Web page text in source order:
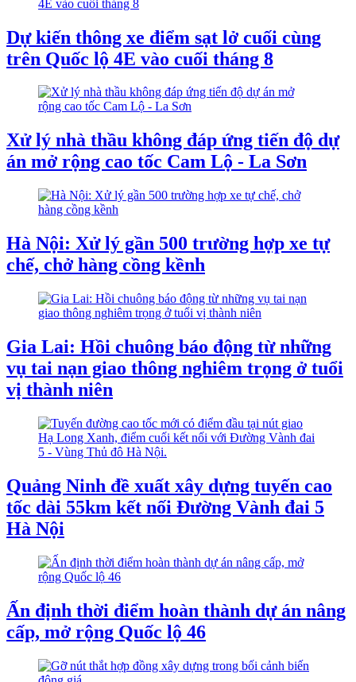
Dự kiến thông xe điểm sạt lở cuối cùng
trên Quốc lộ 4E vào cuối tháng 8
Xử lý nhà thầu không đáp ứng tiến độ dự
án mở rộng cao tốc Cam Lộ - La Sơn
Hà Nội: Xử lý gần 500 trường hợp xe tự
chế, chở hàng cồng kềnh
Gia Lai: Hồi chuông báo động từ những
vụ tai nạn giao thông nghiêm trọng ở tuổi
vị thành niên
Quảng Ninh đề xuất xây dựng tuyến cao
tốc dài 55km kết nối Đường Vành đai 5
Hà Nội
Ấn định thời điểm hoàn thành dự án nâng
cấp, mở rộng Quốc lộ 46